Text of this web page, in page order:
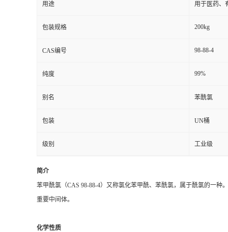
用途 用于医药、
包装规格 200kg
CAS编号 98-88-4
纯度 99%
别名 苯酰氯
包装 UN桶
级别 工业级
简介
苯甲酰氯（CAS 98-88-4）又称氯化苯甲酰、苯酰氯，属于酰氯的一
重要中间体。
化学性质